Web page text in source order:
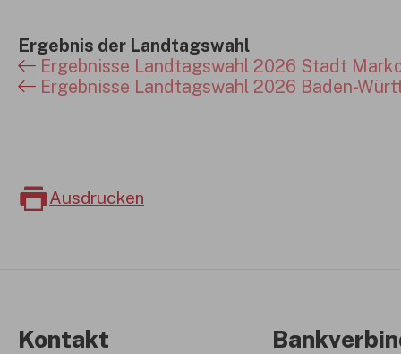
Ergebnis der Landtagswahl
Ergebnisse Landtagswahl 2026 Stadt
Ergebnisse Landtagswahl 2026 Baden-
Ausdrucken
Kontakt